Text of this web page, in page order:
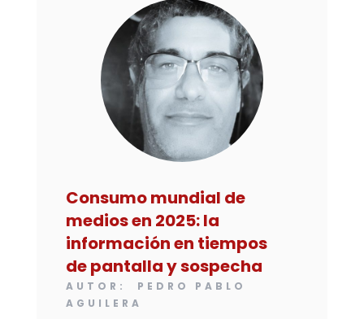
Consumo mundial de
medios en 2025: la
información en tiempos
de pantalla y sospecha
AUTOR: PEDRO PABLO
AGUILERA